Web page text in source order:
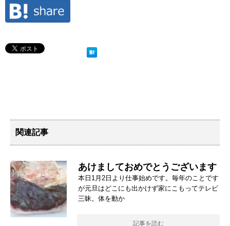
関連記事
あけましておめでとうございます
本日1月2日より仕事始めです。毎年のことです
が元旦はどこにも出かけず家にこもってテレビ
三昧。体を動か
記事を読む